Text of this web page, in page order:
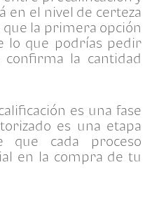
en el nivel de certeza
la primera opción
lo que podrías pedir
confirma la cantidad
es una fase
es una etapa
que cada proceso
en la compra de tu